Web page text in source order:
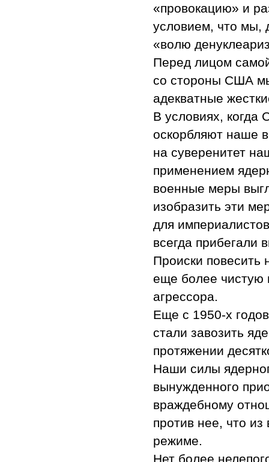
«провокацию» и
условием, что мы,
«волю
Перед лицом
со стороны США
адекватные
В условиях, когда
оскорбляют наше
на суверенитет
применением
военные меры
изобразить эти
для
всегда прибегали
Происки повесить
еще более чистую
агрессора.
Еще с 1950-х
стали завозить
протяжении
Наши силы
вынужденного
враждебному
против нее, что
режиме.
Нет более